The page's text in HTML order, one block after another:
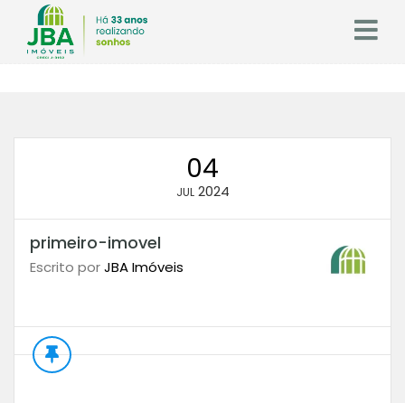
04
JUL 2024
primeiro-imovel
Escrito porJBA Imóveis